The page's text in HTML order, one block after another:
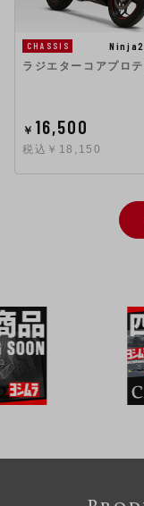
CHASSIS
ラジエターコアプロ
￥ 16,500
税込￥18,150